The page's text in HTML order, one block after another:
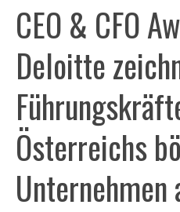
CEO & CFO
Deloitte
Österreichs
Unternehmen